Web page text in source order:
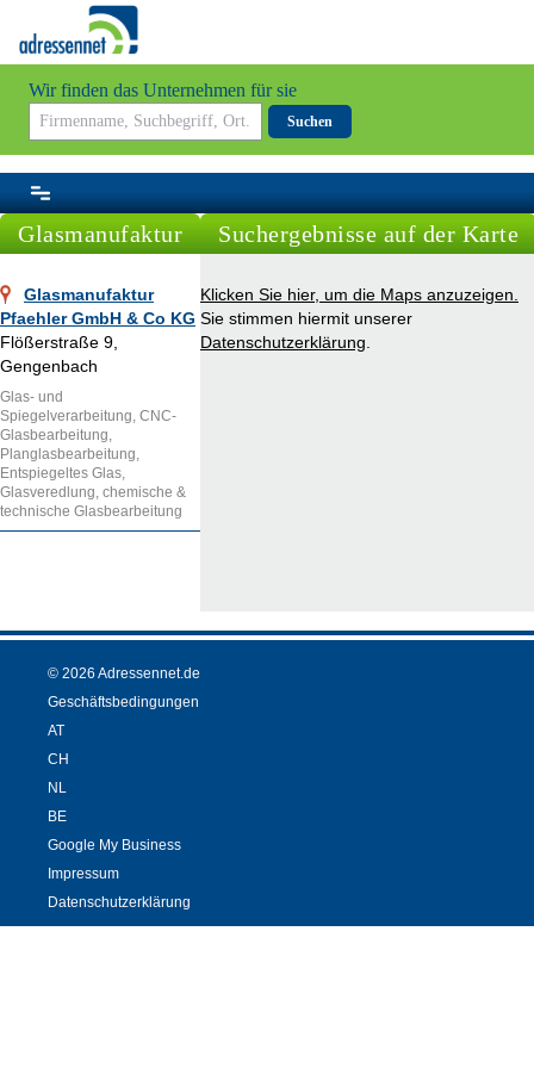
Wir finden das Unternehmen für sie
Suchen
Glasmanufaktur
Glasmanufaktur
Pfaehler GmbH & Co KG
Flößerstraße 9,
Gengenbach
Glas- und
Spiegelverarbeitung, CNC-
Glasbearbeitung,
Planglasbearbeitung,
Entspiegeltes Glas,
Glasveredlung, chemische &
technische Glasbearbeitung
Suchergebnisse auf der Karte
Klicken Sie hier, um die Maps anzuzeigen.
Sie stimmen hiermit unserer
Datenschutzerklärung
© 2026 Adressennet.de
Geschäftsbedingungen
AT
CH
NL
BE
Google My Business
Impressum
Datenschutzerklärung